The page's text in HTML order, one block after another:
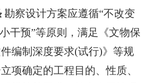
勘察设计方案应遵循“不改变
干预”等原则，满足《文物保
编制深度要求(试行)》等规
项确定的工程目的、性质、